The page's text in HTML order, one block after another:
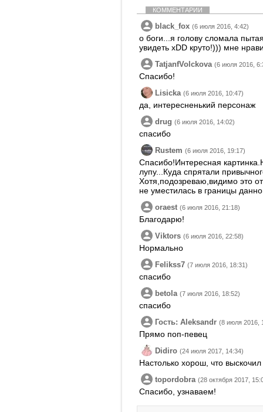
КОММЕНТАРИИ
black_fox (6 июля 2016, 4:42)
о боги...я голову сломала
увидеть xDD круто!))) мне
TatjanfVolckova (6 июля 2016,
Спасибо!
Lisicka (6 июля 2016, 10:47)
да, интересненький персонаж
drug (6 июля 2016, 14:02)
спасибо
Rustem (6 июля 2016, 19:17)
Спасибо!Интересная
лупу...Куда спрятали
Хотя,подозреваю,видимо это
не уместилась в границы
oraest (6 июля 2016, 21:18)
Благодарю!
Viktors (6 июля 2016, 22:58)
Нормально
Felikss7 (7 июля 2016, 18:31)
спасибо
betola (7 июля 2016, 18:52)
спасибо
Гость: Aleksandr (8 июля 2016,
Прямо поп-певец
Didiro (24 июля 2017, 14:34)
Настолько хорош, что
topordobra (28 октября 2017,
Спасибо, узнаваем!